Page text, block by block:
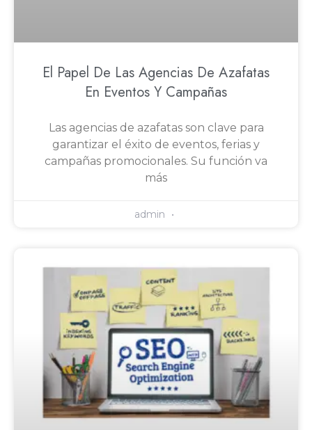
El Papel De Las Agencias De Azafatas
En Eventos Y Campañas
Las agencias de azafatas son clave para
garantizar el éxito de eventos, ferias y
campañas promocionales. Su función va
más
admin